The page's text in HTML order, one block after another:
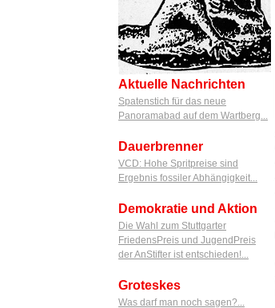
Aktuelle Nachrichten
Spatenstich für das neue
Panoramabad auf dem Wartberg...
Dauerbrenner
VCD: Hohe Spritpreise sind
Ergebnis fossiler Abhängigkeit...
Demokratie und Aktion
Die Wahl zum Stuttgarter
FriedensPreis und JugendPreis
der AnStifter ist entschieden!...
Groteskes
Was darf man noch sagen?...